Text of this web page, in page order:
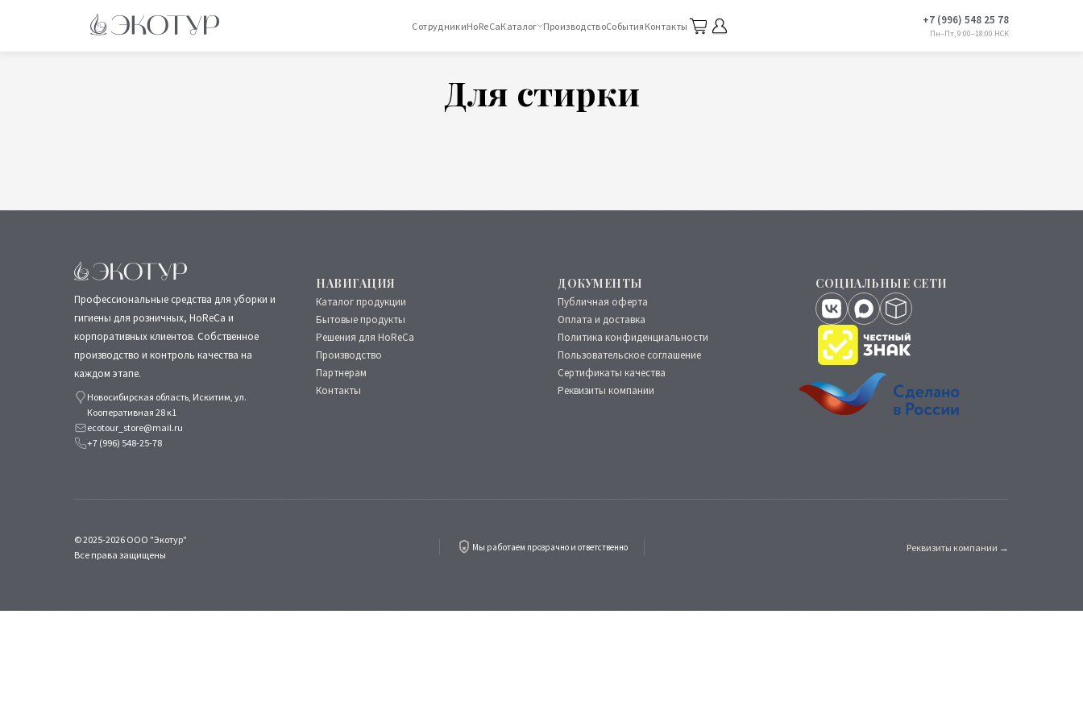
СотрудникиHoReCaКаталог ПроизводствоСобытия Контакты +7 (996) 548 25 78
Пн–Пт, 9:00–18:00 НСК
Для стирки
Профессиональные средства для уборки и
гигиены для розничных, HoReCa и
корпоративных клиентов. Собственное
производство и контроль качества на
каждом этапе.
Новосибирская область, Искитим, ул.
Кооперативная 28 к1
ecotour_store@mail.ru
+7 (996) 548-25-78
НАВИГАЦИЯ
Каталог продукции
Бытовые продукты
Решения для HoReCa
Производство
Партнерам
Контакты
ДОКУМЕНТЫ
Публичная оферта
Оплата и доставка
Политика конфиденциальности
Пользовательское соглашение
Сертификаты качества
Реквизиты компании
СОЦИАЛЬНЫЕ СЕТИ
© 2025-2026 ООО "Экотур"
Все права защищены
Мы работаем прозрачно и ответственно Реквизиты компании →